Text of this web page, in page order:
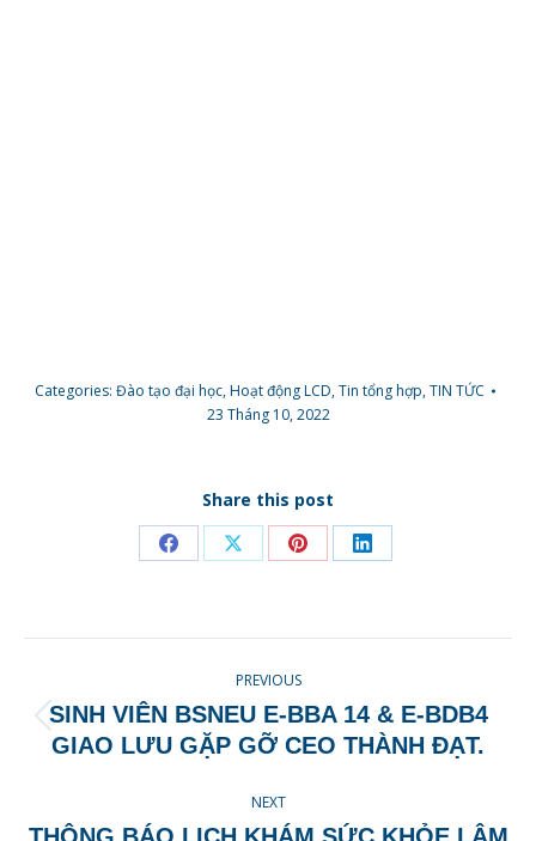
Categories: Đào tạo đại học,Hoạt động LCD,Tin tổng hợp,TIN TỨC
23 Tháng 10, 2022
Share this post
Share
Facebook
Share
X
Share
Pinterest
Share
LinkedIn
NAVIGATION
PREVIOUS
Previous
post:
SINH VIÊN BSNEU E-BBA 14 & E-BDB4
GIAO LƯU GẶP GỠ CEO THÀNH ĐẠT.
NEXT